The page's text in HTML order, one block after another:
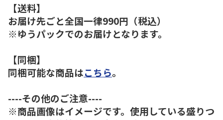
【送料】
お届け先ごと全国一律990円（税込）
※ゆうパックでのお届けとなります。
【同梱】
同梱可能な商品はこちら。
----その他のご注意----
※商品画像はイメージです。使用している盛りつ